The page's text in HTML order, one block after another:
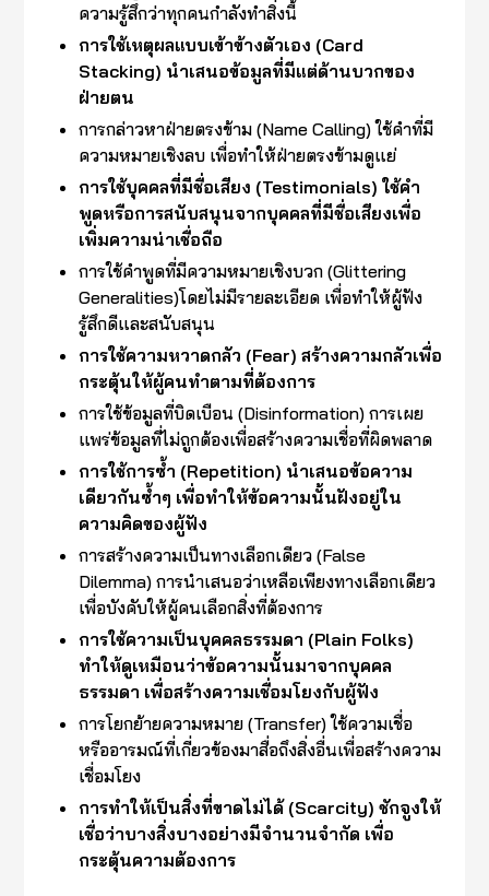
ความรู้สึกว่าทุกคนกำลังทำสิ่งนี้
การใช้เหตุผลแบบเข้าข้างตัวเอง (Card
Stacking) นำเสนอข้อมูลที่มีแต่ด้านบวกของ
ฝ่ายตน
การกล่าวหาฝ่ายตรงข้าม (Name Calling) ใช้คำที่มี
ความหมายเชิงลบ เพื่อทำให้ฝ่ายตรงข้ามดูแย่
การใช้บุคคลที่มีชื่อเสียง (Testimonials) ใช้คำ
พูดหรือการสนับสนุนจากบุคคลที่มีชื่อเสียงเพื่อ
เพิ่มความน่าเชื่อถือ
การใช้คำพูดที่มีความหมายเชิงบวก (Glittering
Generalities)โดยไม่มีรายละเอียด เพื่อทำให้ผู้ฟัง
รู้สึกดีและสนับสนุน
การใช้ความหวาดกลัว (Fear) สร้างความกลัวเพื่อ
กระตุ้นให้ผู้คนทำตามที่ต้องการ
การใช้ข้อมูลที่บิดเบือน (Disinformation) การเผย
แพร่ข้อมูลที่ไม่ถูกต้องเพื่อสร้างความเชื่อที่ผิดพลาด
การใช้การซ้ำ (Repetition) นำเสนอข้อความ
เดียวกันซ้ำๆ เพื่อทำให้ข้อความนั้นฝังอยู่ใน
ความคิดของผู้ฟัง
การสร้างความเป็นทางเลือกเดียว (False
Dilemma) การนำเสนอว่าเหลือเพียงทางเลือกเดียว
เพื่อบังคับให้ผู้คนเลือกสิ่งที่ต้องการ
การใช้ความเป็นบุคคลธรรมดา (Plain Folks)
ทำให้ดูเหมือนว่าข้อความนั้นมาจากบุคคล
ธรรมดา เพื่อสร้างความเชื่อมโยงกับผู้ฟัง
การโยกย้ายความหมาย (Transfer) ใช้ความเชื่อ
หรืออารมณ์ที่เกี่ยวข้องมาสื่อถึงสิ่งอื่นเพื่อสร้างความ
เชื่อมโยง
การทำให้เป็นสิ่งที่ขาดไม่ได้ (Scarcity) ชักจูงให้
เชื่อว่าบางสิ่งบางอย่างมีจำนวนจำกัด เพื่อ
กระตุ้นความต้องการ